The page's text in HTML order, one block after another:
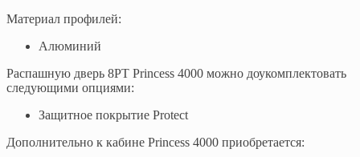
Материал профилей:
Алюминий
Распашную дверь 8PT Princess 4000 можно доукомплектовать
следующими опциями:
Защитное покрытие Protect
Дополнительно к кабине Princess 4000 приобретается: